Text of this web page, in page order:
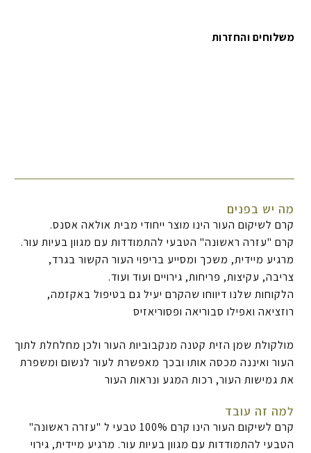
משלוחים והחזרות
מה יש בפנים
קרם לשיקום העור הינו מוצר ייחודי מבית אולאה אסנס.
קרם "עזרה ראשונה" הטבעי להתמודדות עם מגוון בעיות עור.
מרגיע מיידית, משכך ומסייע בריפוי העור הקשור בגרד,
צריבה, עקיצות, פריחות, גירויים ועוד ועוד.
הלקוחות שלנו דיווחו שהקרם יעיל גם בטיפול באקזמה,
רוזציאה ואפילו סבוריאה ופסוריאזיס
מולקולת שמן הזית קטנה מנקבוביות העור ולכן מחלחלת לתוך
העור ואיננה מכסה אותו ובכך מאפשרת לעור לנשום ומשפרת
את גמישות העור, רכות המגע ונראות העור
למה זה עובד
קרם לשיקום העור הינו קרם 100% טבעי ל "עזרה ראשונה"
הטבעי להתמודדות עם מגוון בעיות עור. מרגיע מיידית, גירוי